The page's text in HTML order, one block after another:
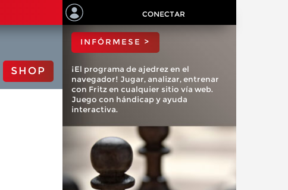
CONECTAR
SHOP
ChessBase?
INFÓRMESE >
¡El programa de ajedrez en el
navegador! Jugar, analizar, entrenar
con Fritz en cualquier sitio vía web.
Juego con hándicap y ayuda
interactiva.